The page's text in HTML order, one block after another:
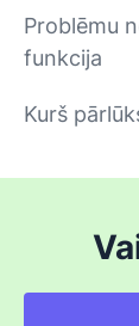
Problēmu
funkcija
Kurš